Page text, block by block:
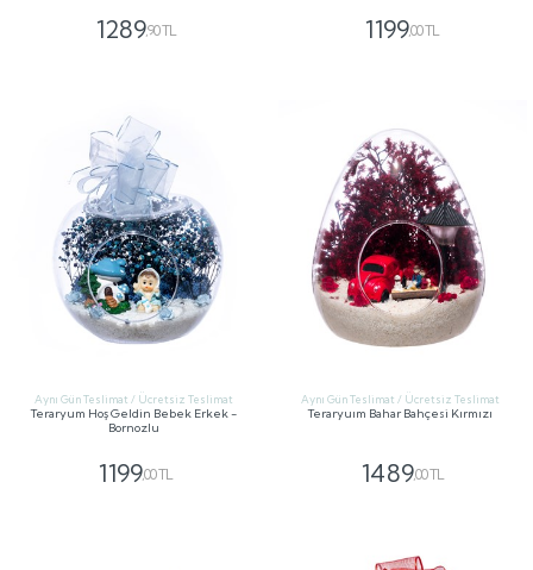
1289,90 TL 1199,00 TL
Aynı Gün Teslimat / Ücretsiz Teslimat
Teraryum Hoş Geldin Bebek Erkek -
Bornozlu
1199,00 TL
Aynı Gün Teslimat / Ücretsiz Teslimat
Teraryuım Bahar Bahçesi Kırmızı
1489,00 TL